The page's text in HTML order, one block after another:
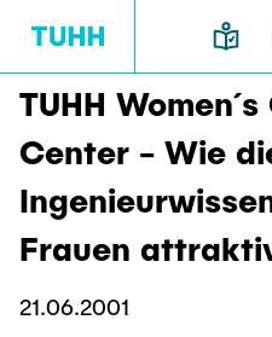
EN
TU HAMBURG
TU
Profile
STUDYING
Education News
RESEARCH
Research Organisation
Civil and Environmental
Study programs
Research and Institutes
Mobility
Study Abroad
Internships abroad
TUHH
Center - Wie
Frauen
21.06.2001